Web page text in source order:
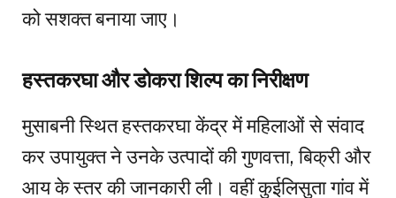
को सशक्त बनाया जाए।
हस्तकरघा और डोकरा शिल्प का निरीक्षण
मुसाबनी स्थित हस्तकरघा केंद्र में महिलाओं से संवाद
कर उपायुक्त ने उनके उत्पादों की गुणवत्ता, बिक्री और
आय के स्तर की जानकारी ली। वहीं कुईलिसुता गांव में